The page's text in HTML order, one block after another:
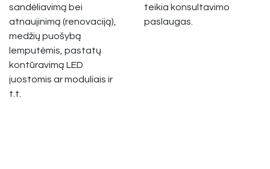
sandėliavimą bei
atnaujinimą (renovaciją),
medžių puošybą
lemputėmis, pastatų
kontūravimą LED
juostomis ar moduliais ir
t.t.
teikia konsultavimo
paslaugas.